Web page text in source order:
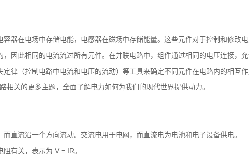
容器在电场中存储电能，电感器在磁场中存储能量。这些元件对于控制和修改电
因此相同的电流流过所有元件。在并联电路中，组件通过相同的电压连接，允
律（控制电路中电流和电压的流动）等工具来确定不同元件在电路内的相互作
关的更多主题，全面了解电力如何为我们的现代世界提供动力。
而直流沿一个方向流动。交流电用于电网，而直流电为电池和电子设备供电。
有关，表示为 V = IR。